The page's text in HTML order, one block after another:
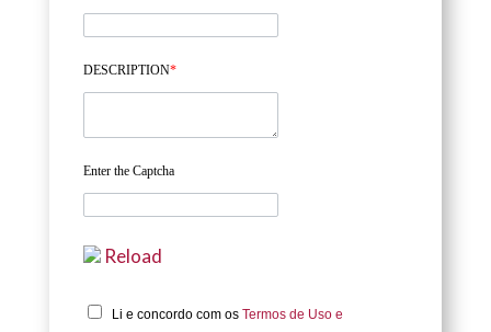
DESCRIPTION*
Enter the Captcha
Reload
Li e concordo com os Termos de Uso e